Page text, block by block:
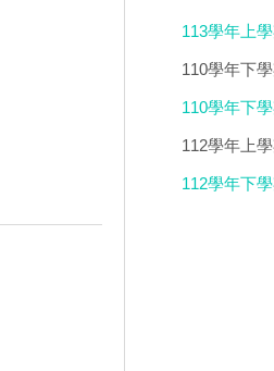
113學年上
110學年下
版
110學年下
112學年上
112學年下